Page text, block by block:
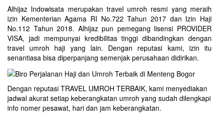
Alhijaz Indowisata merupakan travel umroh resmi yang meraih
izin Kementerian Agama RI No.722 Tahun 2017 dan Izin Haji
No.112 Tahun 2018. Alhijaz pun pemegang lisensi PROVIDER
VISA, jadi mempunyai kredibilitas tinggi dibandingkan dengan
travel umroh haji yang lain. Dengan reputasi kami, izin itu
senantiasa bisa diperpanjang semenjak perusahaan didirikan.
Dengan reputasi TRAVEL UMROH TERBAIK, kami menyediakan
jadwal akurat setiap keberangkatan umroh yang sudah dilengkapi
info nomer pesawat, hari dan jam keberangkatan.